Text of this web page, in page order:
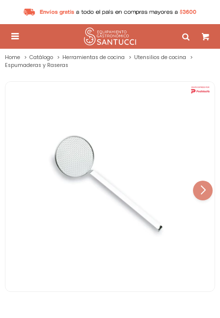

Home Catálogo Herramientas de cocina
Utensilios de cocina
Espumaderas y Raseras